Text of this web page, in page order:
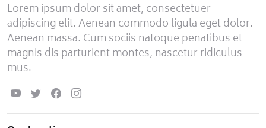
Lorem ipsum dolor sit amet, consectetuer
adipiscing elit. Aenean commodo ligula eget dolor.
Aenean massa. Cum sociis natoque penatibus et
magnis dis parturient montes, nascetur ridiculus
mus.